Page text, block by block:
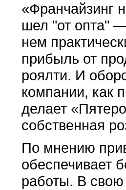
«Франчайзинг
шел "от опта"
нем
прибыль от
роялти. И
компании, как
делает
собственная
По мнению
обеспечивает
работы. В свою